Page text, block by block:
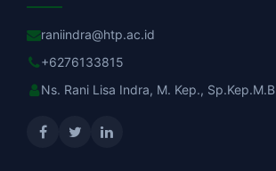
raniindra@htp.ac.id
+6276133815
Ns. Rani Lisa Indra, M. Kep., Sp.Kep.M.B